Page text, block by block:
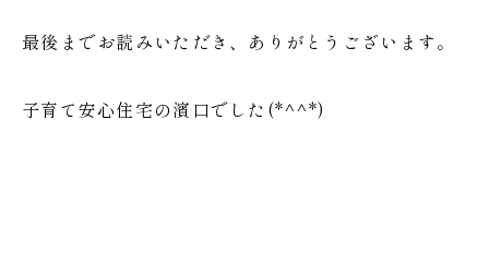
最後までお読みいただき、ありがとうございます。
子育て安心住宅の濱口でした(*^^*)